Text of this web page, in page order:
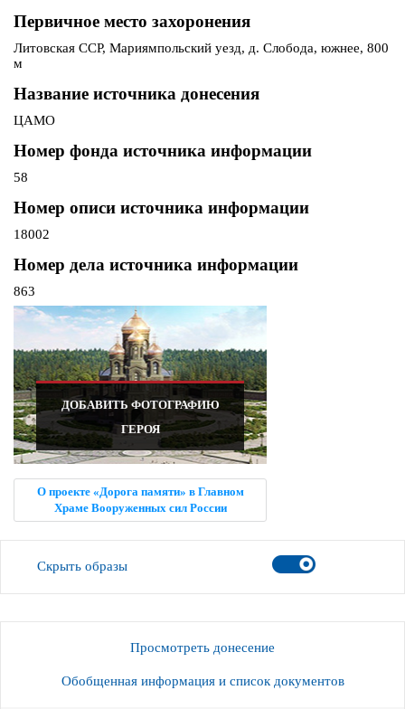
Первичное место захоронения
Литовская ССР, Мариямпольский уезд, д. Слобода, южнее, 800
м
Название источника донесения
ЦАМО
Номер фонда источника информации
58
Номер описи источника информации
18002
Номер дела источника информации
863
ДОБАВИТЬ ФОТОГРАФИЮ
ГЕРОЯ
О проекте «Дорога памяти» в Главном
Храме Вооруженных сил России
Скрыть образы
Просмотреть донесение
Обобщенная информация и список документов